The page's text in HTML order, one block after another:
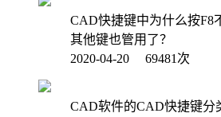
CAD快捷键中为什么按F8
其他键也管用了？
2020-04-20 69481次
CAD软件的CAD快捷键分